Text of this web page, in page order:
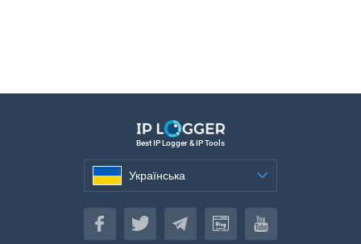
Best IP Logger & IP Tools
Українська
Українська